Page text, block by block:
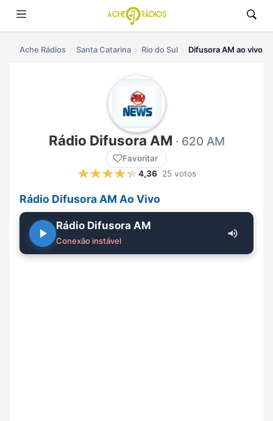
Ache Rádios Santa Catarina Rio do Sul Difusora AM ao vivo
Rádio Difusora AM · 620 AM
Favoritar
4,36 25 votos
Rádio Difusora AM Ao Vivo
Rádio Difusora AM
Conexão instável